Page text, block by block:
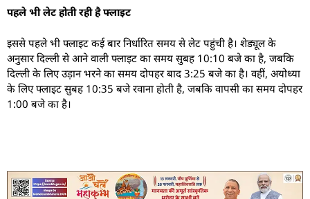
पहले भी लेट होती रही है फ्लाइट
इससे पहले भी फ्लाइट कई बार निर्धारित समय से लेट पहुंची है। शेड्यूल के
अनुसार दिल्ली से आने वाली फ्लाइट का समय सुबह 10:10 बजे का है, जबकि
दिल्ली के लिए उड़ान भरने का समय दोपहर बाद 3:25 बजे का है। वहीं, अयोध्या
के लिए फ्लाइट सुबह 10:35 बजे रवाना होती है, जबकि वापसी का समय दोपहर
1:00 बजे का है।